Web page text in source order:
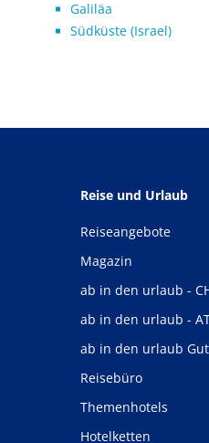
Galiläa
Südküste (Israel)
Reise und Urlaub
Reiseangebote
Magazin
ab in den urlaub -
ab in den urlaub -
ab in den urlaub
Reisebüro
Themenhotels
Hotelketten